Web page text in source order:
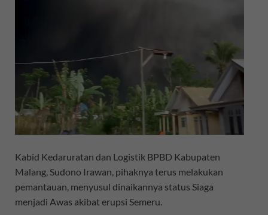
Kabid Kedaruratan dan Logistik BPBD Kabupaten
Malang, Sudono Irawan, pihaknya terus melakukan
pemantauan, menyusul dinaikannya status Siaga
menjadi Awas akibat erupsi Semeru.